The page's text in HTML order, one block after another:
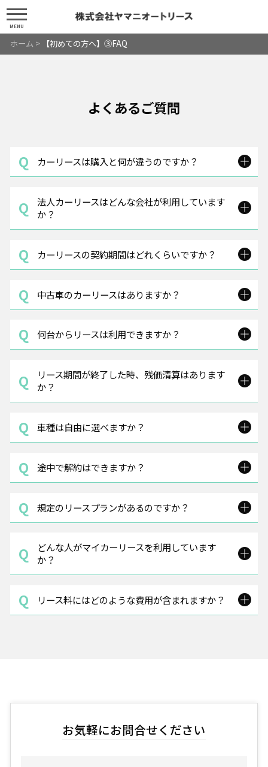
MENU
ホーム > 【初めての方へ】③FAQ
よくあるご質問
カーリースは購入と何が違うのですか？
法人カーリースはどんな会社が利用しています
か？
カーリースの契約期間はどれくらいですか？
中古車のカーリースはありますか？
何台からリースは利用できますか？
リース期間が終了した時、残価清算はあります
か？
車種は自由に選べますか？
途中で解約はできますか？
規定のリースプランがあるのですか？
どんな人がマイカーリースを利用しています
か？
リース料にはどのような費用が含まれますか？
お気軽にお問合せください